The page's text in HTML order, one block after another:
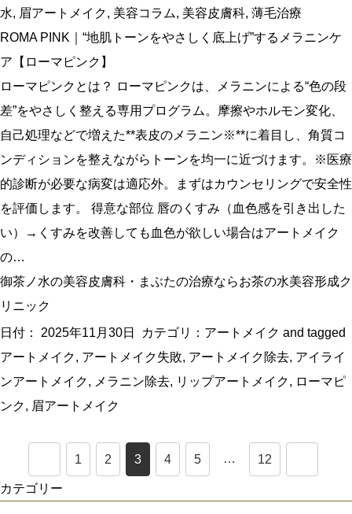
水, 眉アートメイク, 美容コラム, 美容皮膚科, 薄毛治療
ROMA PINK｜“地肌トーンをやさしく底上げ”するメラニンケ
ア【ローマピンク】
ローマピンクとは？ ローマピンクは、メラニンによる“色の段
差”をやさしく整える専用プログラム。摩擦やホルモン変化、
自己処理などで増えた**表皮のメラニン※**に着目し、角質コ
ンディションを整えながらトーンを均一に近づけます。※医療
的診断が必要な病変は適応外。まずはカウンセリングで安全性
を評価します。 得意な部位 唇のくすみ（血色感を引き出した
い）→くすみを改善しても血色が欲しい場合はアートメイク
の…
御茶ノ水の美容皮膚科・まぶたの治療ならお茶の水美容形成ク
リニック
日付： 2025年11月30日 カテゴリ： アートメイク and tagged
アートメイク, アートメイク失敗, アートメイク除去, アイライ
ンアートメイク, メラニン除去, リップアートメイク, ローマピ
ンク, 眉アートメイク
1 2 3 4 5 … 12
カテゴリー